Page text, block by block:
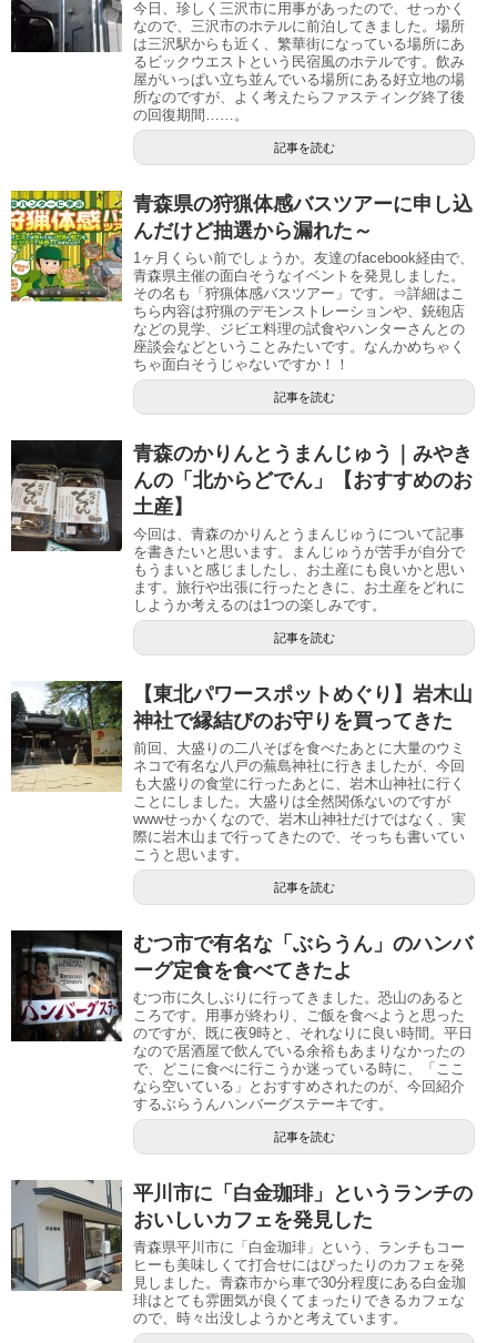
今日、珍しく三沢市に用事があったので、せっかく
なので、三沢市のホテルに前泊してきました。場所
は三沢駅からも近く、繁華街になっている場所にあ
るビックウエストという民宿風のホテルです。飲み
屋がいっぱい立ち並んでいる場所にある好立地の場
所なのですが、よく考えたらファスティング終了後
の回復期間……。
記事を読む
青森県の狩猟体感バスツアーに申し込
んだけど抽選から漏れた～
1ヶ月くらい前でしょうか。友達のfacebook経由で、
青森県主催の面白そうなイベントを発見しました。
その名も「狩猟体感バスツアー」です。⇒詳細はこ
ちら内容は狩猟のデモンストレーションや、銃砲店
などの見学、ジビエ料理の試食やハンターさんとの
座談会などということみたいです。なんかめちゃく
ちゃ面白そうじゃないですか！！
記事を読む
青森のかりんとうまんじゅう｜みやき
んの「北からどでん」【おすすめのお
土産】
今回は、青森のかりんとうまんじゅうについて記事
を書きたいと思います。まんじゅうが苦手が自分で
もうまいと感じましたし、お土産にも良いかと思い
ます。旅行や出張に行ったときに、お土産をどれに
しようか考えるのは1つの楽しみです。
記事を読む
【東北パワースポットめぐり】岩木山
神社で縁結びのお守りを買ってきた
前回、大盛りの二八そばを食べた あとに大量のウミ
ネコで有名な八戸の蕪島神社 に行きましたが、今回
も大盛りの食堂 に行ったあとに、岩木山神社に行く
ことにしました。大盛りは全然関係ないのですが
wwwせっかくなので、岩木山神社だけではなく、実
際に岩木山まで行ってきたので、そっちも書いてい
こうと思います。
記事を読む
むつ市で有名な「ぶらうん」のハンバ
ーグ定食を食べてきたよ
むつ市に久しぶりに行ってきました。恐山のあると
ころです。用事が終わり、ご飯を食べようと思った
のですが、既に夜9時と、それなりに良い時間。平日
なので居酒屋で飲んでいる余裕もあまりなかったの
で、どこに食べに行こうか迷っている時に、「ここ
なら空いている」とおすすめされたのが、今回紹介
するぶらうんハンバーグステーキです。
記事を読む
平川市に「白金珈琲」というランチの
おいしいカフェを発見した
青森県平川市に「白金珈琲」という、ランチもコー
ヒーも美味しくて打合せにはぴったりのカフェを発
見しました。青森市から車で30分程度にある白金珈
琲はとても雰囲気が良くてまったりできるカフェな
ので、時々出没しようかと考えています。